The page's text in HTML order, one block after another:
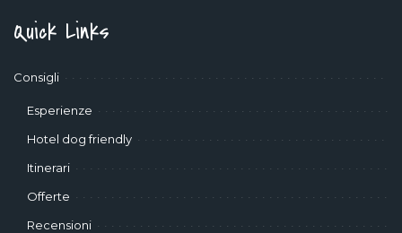
Quick Links
Consigli
Esperienze
Hotel dog friendly
Itinerari
Offerte
Recensioni